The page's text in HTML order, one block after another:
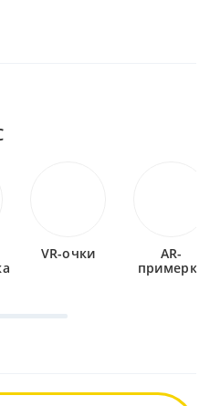
VR-очки
AR-
примерка